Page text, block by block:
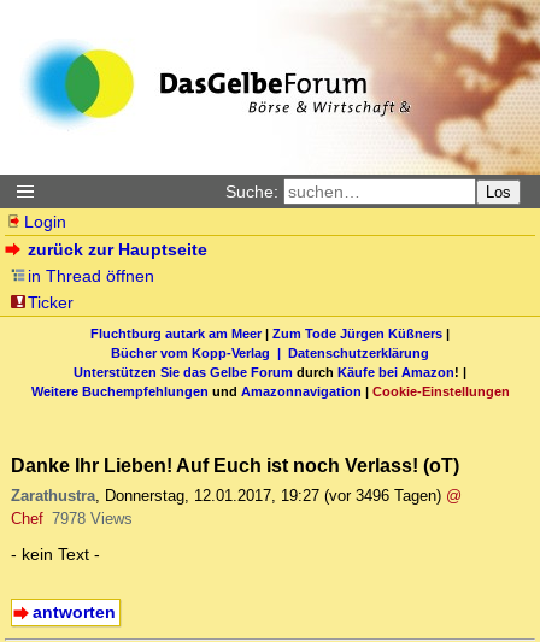
Suche: Los
Login
zurück zur Hauptseite
in Thread öffnen
Ticker
Fluchtburg autark am Meer| Zum Tode Jürgen Küßners |
Bücher vom Kopp-Verlag | Datenschutzerklärung
Unterstützen Sie das Gelbe Forum durch Käufe bei Amazon! |
Weitere Buchempfehlungen und Amazonnavigation | Cookie-Einstellungen
Danke Ihr Lieben! Auf Euch ist noch Verlass! (oT)
Zarathustra, Donnerstag, 12.01.2017, 19:27 (vor 3496 Tagen) @
Chef 7978 Views
- kein Text -
antworten